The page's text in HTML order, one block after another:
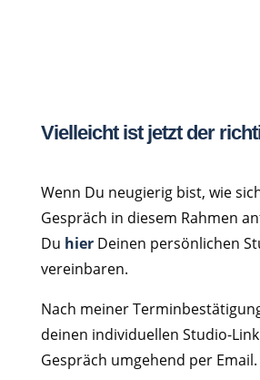
Vielleicht ist jetzt der
Wenn Du neugierig bist, wie
Gespräch in diesem Rahmen
Du hierDeinen persönlichen
vereinbaren.
Nach meiner
deinen individuellen Studio-
Gespräch umgehend per Email.